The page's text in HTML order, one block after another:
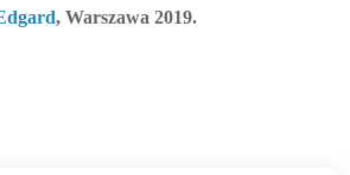
, Warszawa 2019.